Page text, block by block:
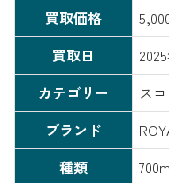
買取価格
買取日
カテゴリー
ス
ブランド
種類